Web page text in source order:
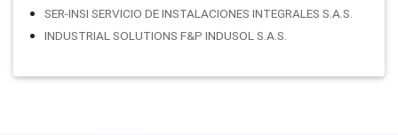
SER-INSI SERVICIO DE INSTALACIONES INTEGRALES S.A.S.
INDUSTRIAL SOLUTIONS F&P INDUSOL S.A.S.